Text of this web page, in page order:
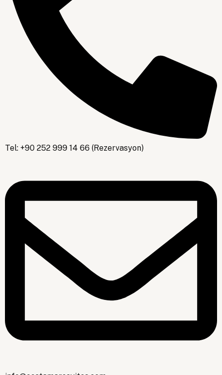
Tel: +90 252 999 14 66 (Rezervasyon)